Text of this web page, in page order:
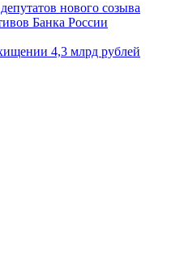
нового созыва
Банка России
4,3 млрд рублей